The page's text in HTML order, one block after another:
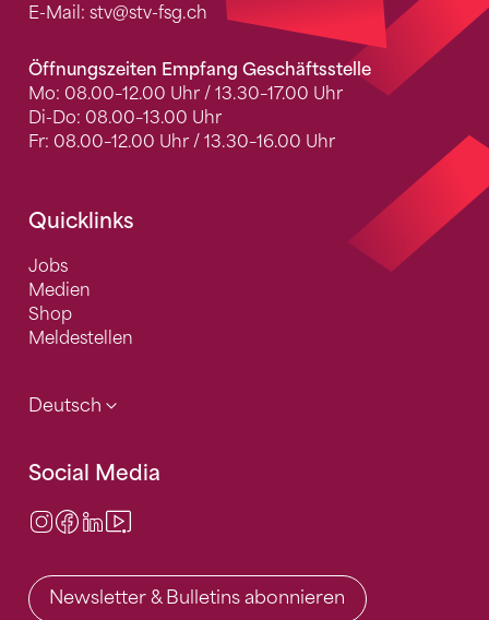
E-Mail: stv@stv-fsg.ch
Öffnungszeiten Empfang Geschäftsstelle
Mo: 08.00–12.00 Uhr / 13.30–17.00 Uhr
Di-Do: 08.00–13.00 Uhr
Fr: 08.00–12.00 Uhr / 13.30–16.00 Uhr
Quicklinks
Jobs
Medien
Shop
Meldestellen
Deutsch
Social Media
Instagram
Facebook
LinkedIn
Newsletter & Bulletins abonnieren